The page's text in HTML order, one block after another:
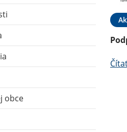
obce
! Vypaľovaniu trávy